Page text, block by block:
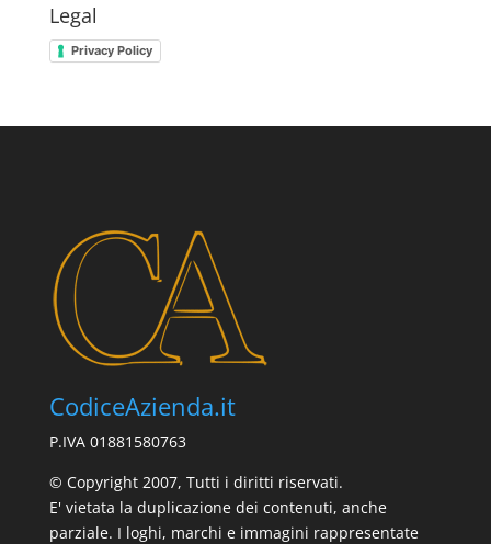
Legal
Privacy Policy
CodiceAzienda.it
P.IVA 01881580763
© Copyright 2007, Tutti i diritti riservati.
E' vietata la duplicazione dei contenuti, anche
parziale. I loghi, marchi e immagini rappresentate